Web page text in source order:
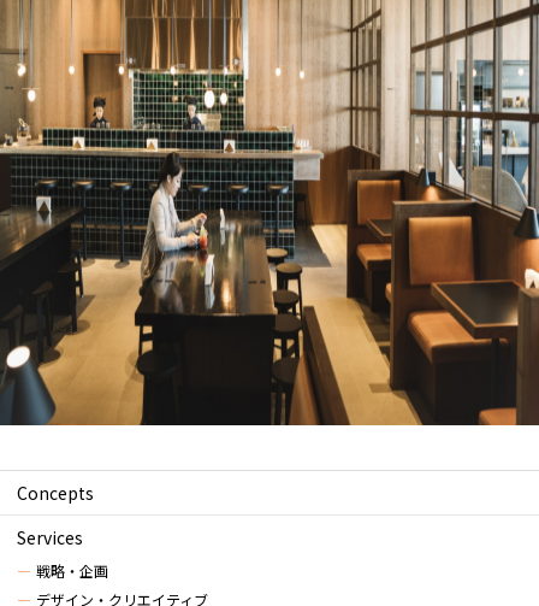
Concepts
Services
戦略・企画
デザイン・クリエイティブ